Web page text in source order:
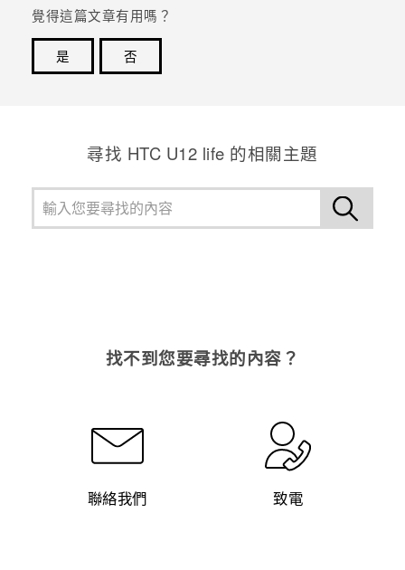
VIVELAND
覺得這篇文章有用嗎？
是
否
尋找 HTC U12 life 的相關主題
找不到您要尋找的內容？
聯絡我們 致電